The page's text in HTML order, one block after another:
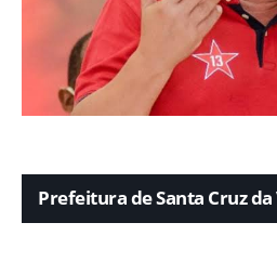
Prefeitura de Santa Cruz